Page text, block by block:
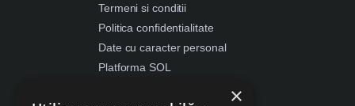
Termeni si conditii
Politica confidentialitate
Date cu caracter personal
Platforma SOL
×